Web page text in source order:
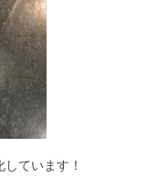
ています！